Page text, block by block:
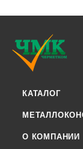
КАТАЛОГ
О КОМПАНИИ